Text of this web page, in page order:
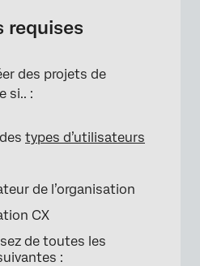
tableau de bord
de bord de la
requises
des projets de
si.. :
types d’utilisateurs
de l’organisation
CX
de toutes les
: